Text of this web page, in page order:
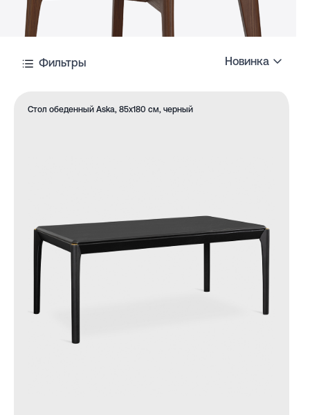
Фильтры Новинка
Стол обеденный Aska, 85х180 см, черный